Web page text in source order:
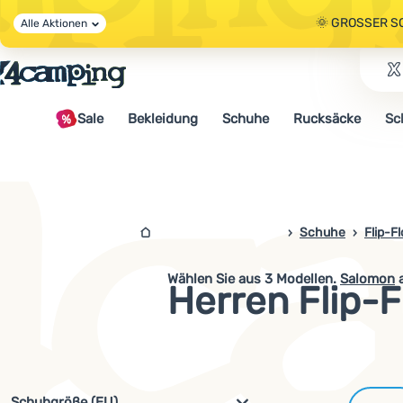
🌞 GROSSER
🤫 - 10 % AUF
🌞 GROSSER
Alle Aktionen
Sale Bekleidung Schuhe Rucksäcke
4campingshop.de
Schuhe Flip-
Herren Flip-
Wählen Sie aus 3 Modellen. Salomon